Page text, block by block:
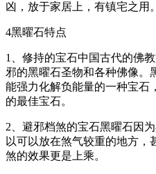
凶，放于家居上，有镇宅之用
4黑曜石特点
1、修持的宝石中国古代的佛
邪的黑曜石圣物和各种佛像。
能强力化解负能量的一种宝石
的最佳宝石。
2、避邪档煞的宝石黑曜石因
以可以放在煞气较重的地方，
煞的效果更是上乘。